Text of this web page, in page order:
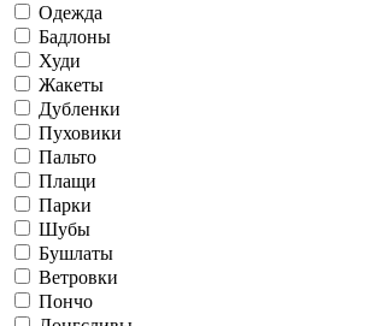
Одежда
Бадлоны
Худи
Жакеты
Дубленки
Пуховики
Пальто
Плащи
Парки
Шубы
Бушлаты
Ветровки
Пончо